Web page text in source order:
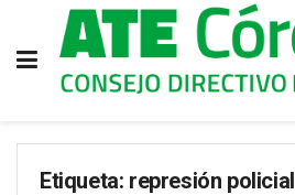
Etiqueta: represión policial